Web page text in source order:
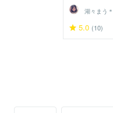
5.0 (10)